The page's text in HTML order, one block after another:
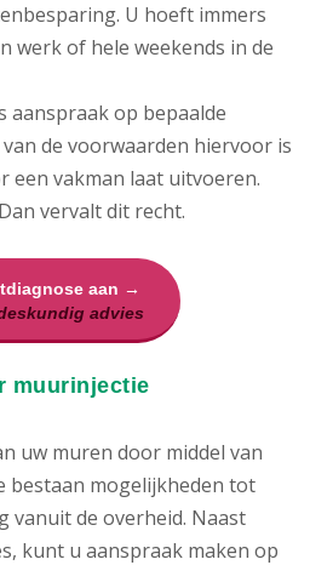
U hoeft immers
werk of hele weekends in de
aanspraak op bepaalde
de voorwaarden hiervoor is
een vakman laat uitvoeren.
vervalt dit recht.
aan →
advies
muurinjectie
uw muren door middel van
bestaan mogelijkheden tot
vanuit de overheid. Naast
kunt u aanspraak maken op